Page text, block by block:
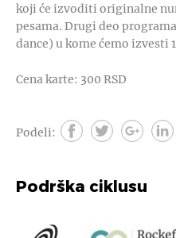
koji će izvoditi originalne
pesama. Drugi deo
dance) u kome ćemo izvesti
Cena karte: 300 RSD
Podeli:
Podrška ciklusu